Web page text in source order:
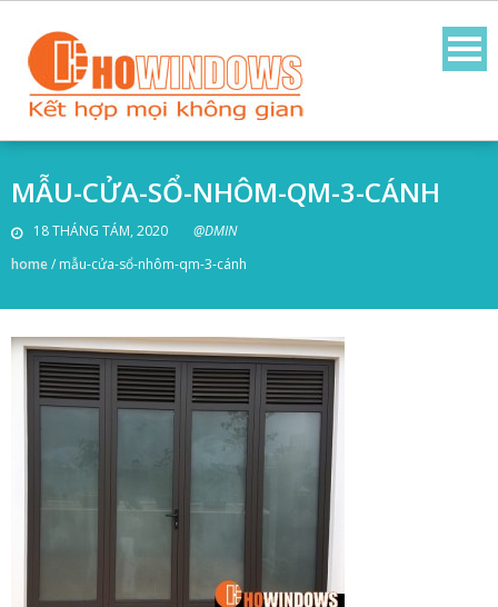
MẪU-CỬA-SỔ-NHÔM-QM-3-CÁNH
18 THÁNG TÁM, 2020
@DMIN
home/ mẫu-cửa-sổ-nhôm-qm-3-cánh